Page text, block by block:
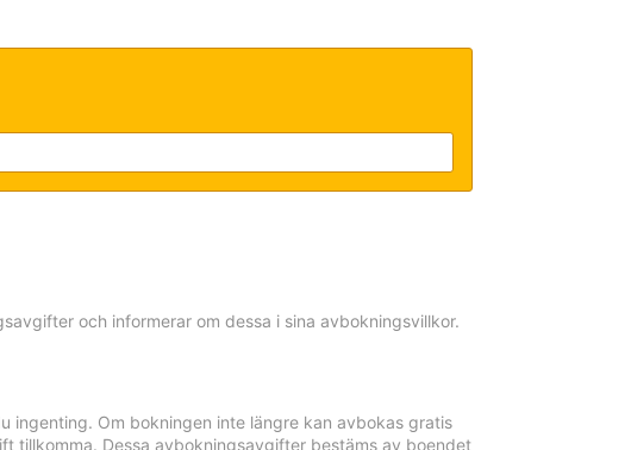
och informerar om dessa i sina avbokningsvillkor.
ingenting. Om bokningen inte längre kan avbokas gratis
tillkomma. Dessa avbokningsavgifter bestäms av boendet